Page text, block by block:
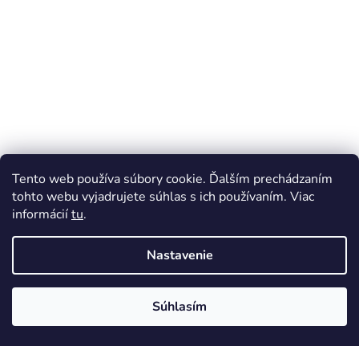
Tento web používa súbory cookie. Ďalším prechádzaním
tohto webu vyjadrujete súhlas s ich používaním. Viac
informáciítu.
Nastavenie
Súhlasím
Luxusný komplet pre dievčatká srnky Novinka
Skladom(1 ks)
DETAIL